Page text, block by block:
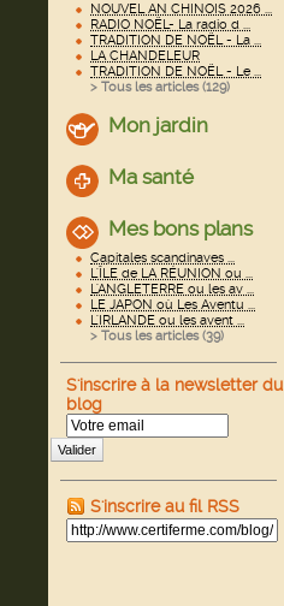
NOUVEL AN CHINOIS 2026 ...
RADIO NOËL- La radio d ...
TRADITION DE NOËL - La ...
LA CHANDELEUR
TRADITION DE NOËL - Le ...
> Tous les articles (129)
Mon jardin
Ma santé
Mes bons plans
Capitales scandinaves ...
L'ÎLE de LA RÉUNION ou ...
L'ANGLETERRE ou les av ...
LE JAPON où Les Aventu ...
L'IRLANDE ou les avent ...
> Tous les articles (39)
S'inscrire à la newsletter du
blog
Valider
S'inscrire au fil RSS